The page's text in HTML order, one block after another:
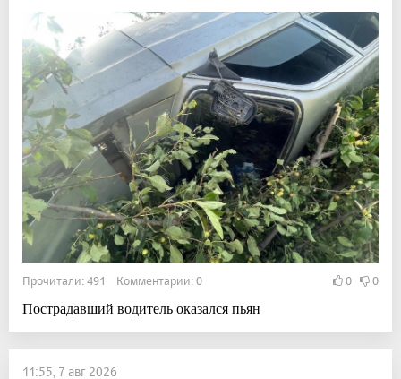
Прочитали: 491 Комментарии: 0 0 0
Пострадавший водитель оказался пьян
11:55, 7 авг 2026